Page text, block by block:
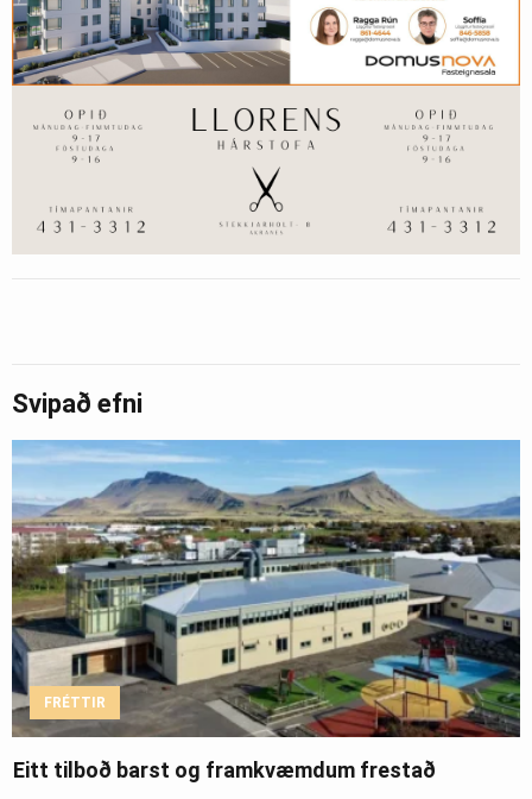
Svipað efni
FRÉTTIR
Eitt tilboð barst og framkvæmdum frestað